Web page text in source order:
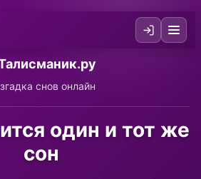
снов онлайн
один и тот же
сон